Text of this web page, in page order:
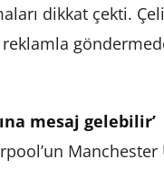
dikkat çekti.
mesaj gelebilir’
Manchester